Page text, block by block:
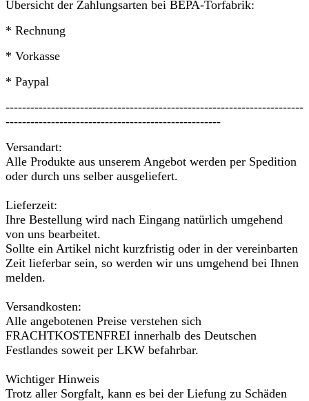
Übersicht der Zahlungsarten bei BEPA-Torfabrik:
* Rechnung
* Vorkasse
* Paypal
------------------------------------------------------------------------
----------------------------------------------------
Versandart:
Alle Produkte aus unserem Angebot werden per Spedition
oder durch uns selber ausgeliefert.
Lieferzeit:
Ihre Bestellung wird nach Eingang natürlich umgehend
von uns bearbeitet.
Sollte ein Artikel nicht kurzfristig oder in der vereinbarten
Zeit lieferbar sein, so werden wir uns umgehend bei Ihnen
melden.
Versandkosten:
Alle angebotenen Preise verstehen sich
FRACHTKOSTENFREI innerhalb des Deutschen
Festlandes soweit per LKW befahrbar.
Wichtiger Hinweis
Trotz aller Sorgfalt, kann es bei der Liefung zu Schäden